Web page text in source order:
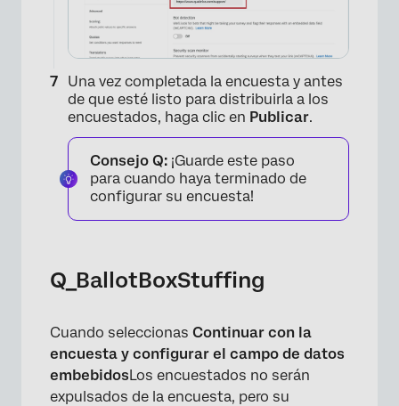
Una vez completada la encuesta y antes
de que esté listo para distribuirla a los
encuestados, haga clic en Publicar.
Consejo Q: ¡Guarde este paso
para cuando haya terminado de
configurar su encuesta!
Q_BallotBoxStuffing
Cuando seleccionas Continuar con la
encuesta y configurar el campo de datos
embebidosLos encuestados no serán
expulsados ​​de la encuesta, pero su